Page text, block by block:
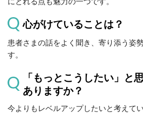
心がけていることは？
患者さまの話をよく聞き、寄り添う姿
す。
「もっとこうしたい」と
ありますか？
今よりもレベルアップしたいと考えてい